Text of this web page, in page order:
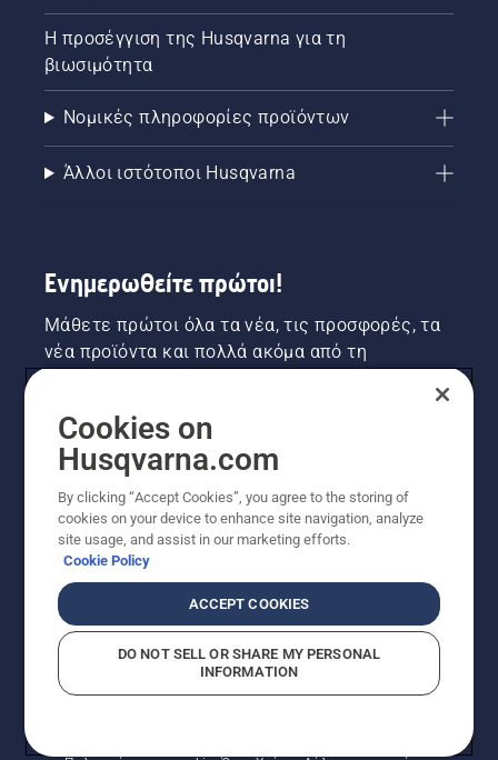
Η προσέγγιση της Husqvarna για τη
βιωσιμότητα
Νομικές πληροφορίες προϊόντων
Άλλοι ιστότοποι Husqvarna
Ενημερωθείτε πρώτοι!
Μάθετε πρώτοι όλα τα νέα, τις προσφορές, τα
νέα προϊόντα και πολλά ακόμα από τη
ΕΓΓΡΑΦΉ ΣΤΟ ΕΝΗΜΕΡΩΤΙΚΌ ΔΕΛΤΊΟ
© Husqvarna AB (δημοσ.) Με την επιφύλαξη παντός
Cookies on
Husqvarna.com
By clicking “Accept Cookies”, you agree to the storing of
cookies on your device to enhance site navigation, analyze
site usage, and assist in our marketing efforts.
Cookie Policy
ACCEPT COOKIES
DO NOT SELL OR SHARE MY PERSONAL
INFORMATION